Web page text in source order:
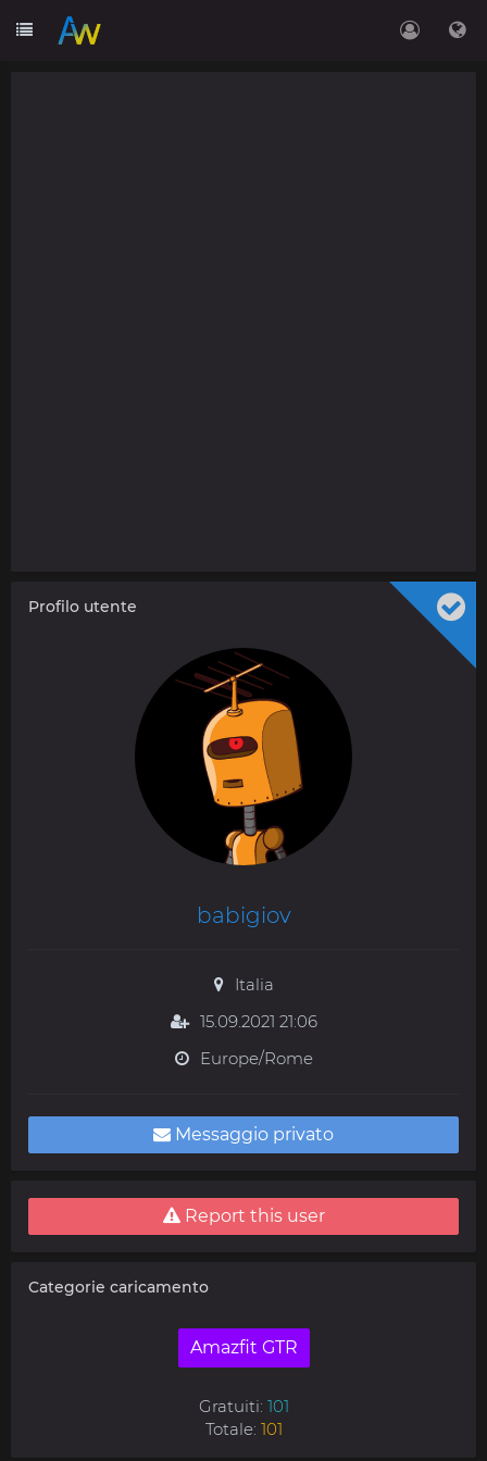
Profilo utente
babigiov
Italia
15.09.2021 21:06
Europe/Rome
Messaggio privato
Report this user
Categorie caricamento
Amazfit GTR
Gratuiti: 101
Totale: 101